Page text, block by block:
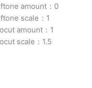
amount：0
scale：1
amount：1
scale：1.5